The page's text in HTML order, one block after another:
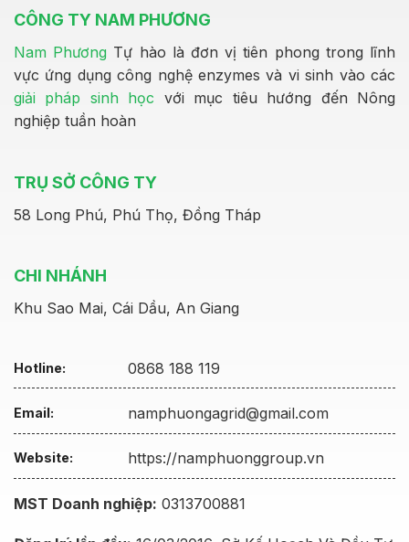
CÔNG TY NAM PHƯƠNG
Nam Phương Tự hào là đơn vị tiên phong trong lĩnh
vực ứng dụng công nghệ enzymes và vi sinh vào các
giải pháp sinh học với mục tiêu hướng đến Nông
nghiệp tuần hoàn
TRỤ SỞ CÔNG TY
58 Long Phú, Phú Thọ, Đồng Tháp
CHI NHÁNH
Khu Sao Mai, Cái Dầu, An Giang
Hotline: 0868 188 119
Email: namphuongagrid@gmail.com
Website: https://namphuonggroup.vn
MST Doanh nghiệp: 0313700881